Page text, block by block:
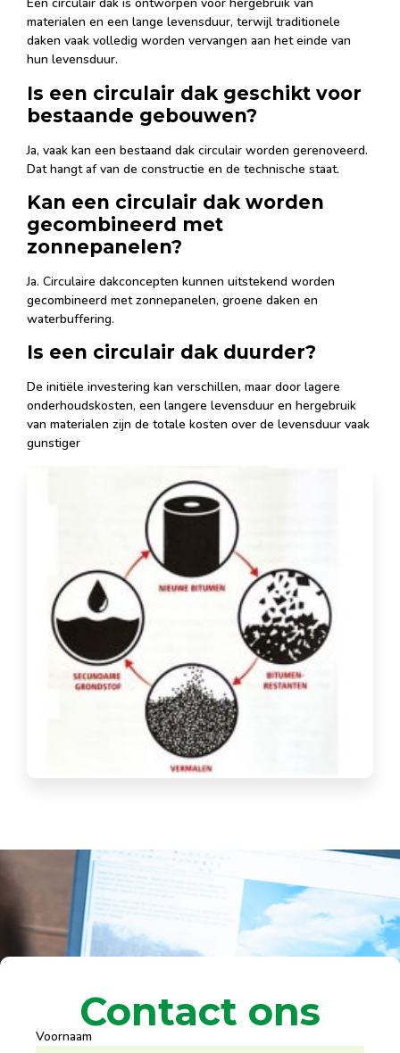
materialen en een lange levensduur, terwijl traditionele
daken vaak volledig worden vervangen aan het einde van
hun levensduur.
Is een circulair dak geschikt voor
bestaande gebouwen?
Ja, vaak kan een bestaand dak circulair worden gerenoveerd.
Dat hangt af van de constructie en de technische staat.
Kan een circulair dak worden
gecombineerd met
zonnepanelen?
Ja. Circulaire dakconcepten kunnen uitstekend worden
gecombineerd met zonnepanelen, groene daken en
waterbuffering.
Is een circulair dak duurder?
De initiële investering kan verschillen, maar door lagere
onderhoudskosten, een langere levensduur en hergebruik
van materialen zijn de totale kosten over de levensduur vaak
gunstiger
Contact ons
Voornaam